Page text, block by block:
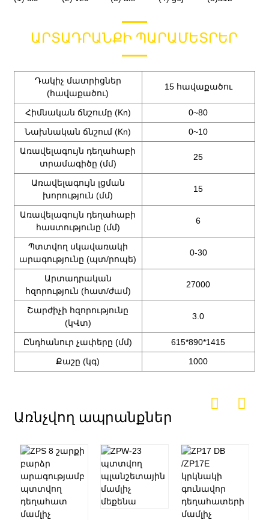
ԱՐՏԱԴՐԱՆՔԻ ՊԱՐԱՄԵՏՐԵՐ
Դակիչ մատրիցներ
(հավաքածու)
15 հավաքածու
Հիմնական ճնշումը (Kn)
0~80
Նախնական ճնշում (Kn)
0~10
Առավելագույն դեղահաբի
տրամագիծը (մմ)
25
Առավելագույն լցման
խորություն (մմ)
15
Առավելագույն դեղահաբի
հաստությունը (մմ)
6
Պտտվող սկավառակի
արագությունը (պտ/րոպե)
0-30
Արտադրական
հզորություն (հատ/ժամ)
27000
Շարժիչի հզորությունը
(կՎտ)
3.0
Ընդհանուր չափերը (մմ)
615*890*1415
Քաշը (կգ)
1000
Առնչվող ապրանքներ